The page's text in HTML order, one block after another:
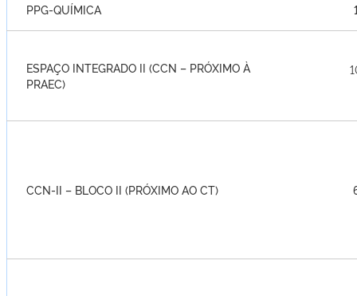
PPG-QUÍMICA
ESPAÇO INTEGRADO II (CCN – PRÓXIMO À
PRAEC)
CCN-II – BLOCO II (PRÓXIMO AO CT)